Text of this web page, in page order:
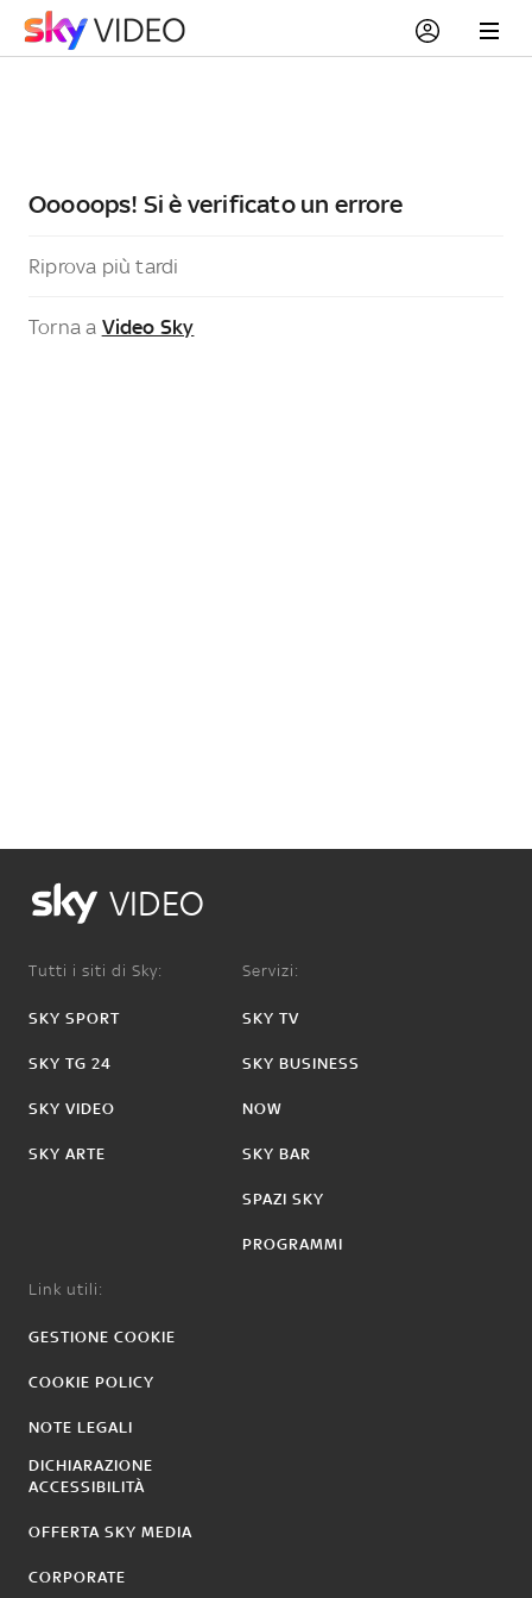
Ooooops! Si è verificato un errore
Riprova più tardi
Torna a Video Sky
VIDEO
Tutti i siti di Sky:
SKY SPORT
SKY TG 24
SKY VIDEO
SKY ARTE
Servizi:
SKY TV
SKY BUSINESS
NOW
SKY BAR
SPAZI SKY
PROGRAMMI
Link utili:
GESTIONE COOKIE
COOKIE POLICY
NOTE LEGALI
DICHIARAZIONE
ACCESSIBILITÀ
OFFERTA SKY MEDIA
CORPORATE